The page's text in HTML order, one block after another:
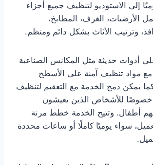
إلى الاستوديو لتنظيف جميع أجزاء
الأرضيات، الغرف، المطابخ،
وترتيب الأثاث بشكل دائم ومنظم.
أدوات حديثة مثل المكانس الصناعية
مع مواد تنظيف آمنة على الأسطح
يمكن دمج الخدمة مع التعقيم لتنظيف
للأشخاص الذين يعيشون
أطفال. وتتيح الخدمة خطط مرنة
سواء يوميًا كاملًا أو ساعات محددة